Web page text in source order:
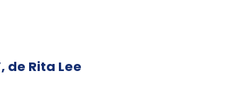
de Rita Lee